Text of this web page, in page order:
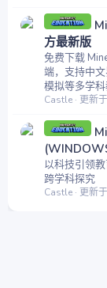
方最新版
免费下载
端，支持中
模拟等多学
Castle 更新于
以科技引领
跨学科探究
Castle 更新于